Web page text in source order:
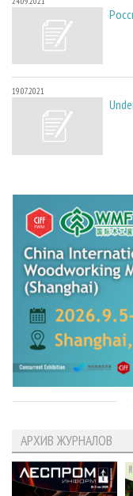
19.07.2021
АРХИВ ЖУРНАЛОВ